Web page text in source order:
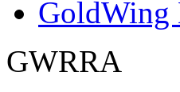
GoldWing
GWRRA